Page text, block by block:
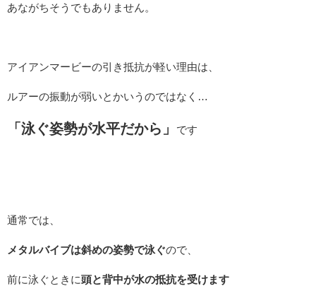
あながちそうでもありません。
アイアンマービーの引き抵抗が軽い理由は、
ルアーの振動が弱いとかいうのではなく…
「泳ぐ姿勢が水平だから」 です
通常では、
メタルバイブは斜めの姿勢で泳ぐので、
前に泳ぐときに頭と背中が水の抵抗を受けます